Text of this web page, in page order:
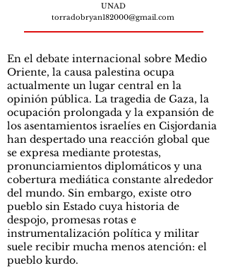
UNAD
torradobryan182000@gmail.com
En el debate internacional sobre Medio
Oriente, la causa palestina ocupa
actualmente un lugar central en la
opinión pública. La tragedia de Gaza, la
ocupación prolongada y la expansión de
los asentamientos israelíes en Cisjordania
han despertado una reacción global que
se expresa mediante protestas,
pronunciamientos diplomáticos y una
cobertura mediática constante alrededor
del mundo. Sin embargo, existe otro
pueblo sin Estado cuya historia de
despojo, promesas rotas e
instrumentalización política y militar
suele recibir mucha menos atención: el
pueblo kurdo.